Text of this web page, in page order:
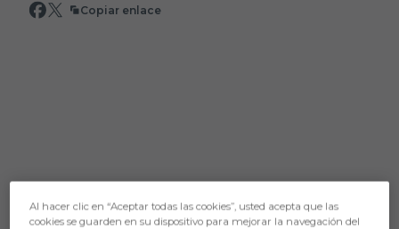
Copiar enlace
Al hacer clic en “Aceptar todas las cookies”, usted acepta que las
cookies se guarden en su dispositivo para mejorar la navegación del